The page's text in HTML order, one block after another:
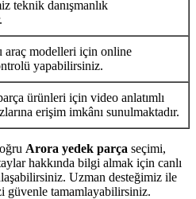
teknik danışmanlık
araç modelleri için online
yapabilirsiniz.
ürünleri için video anlatımlı
erişim imkânı sunulmaktadır.
Arora yedek parça seçimi,
hakkında bilgi almak için canlı
Uzman desteğimiz ile
güvenle tamamlayabilirsiniz.